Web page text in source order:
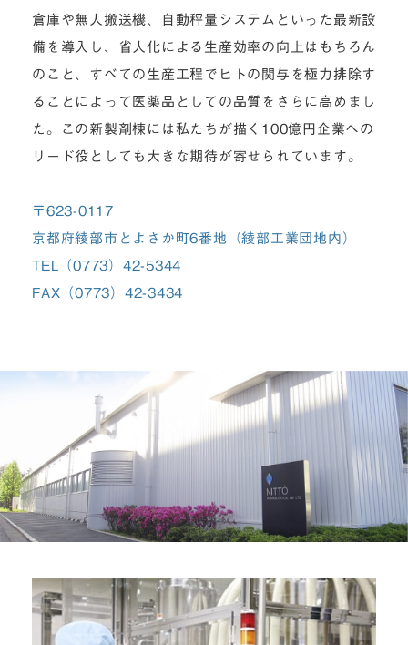
倉庫や無人搬送機、自動秤量システムといった最新設
備を導入し、省人化による生産効率の向上はもちろん
のこと、すべての生産工程でヒトの関与を極力排除す
ることによって医薬品としての品質をさらに高めまし
た。この新製剤棟には私たちが描く100億円企業への
リード役としても大きな期待が寄せられています。
〒623-0117
京都府綾部市とよさか町6番地（綾部工業団地内）
TEL（0773）42-5344
FAX（0773）42-3434